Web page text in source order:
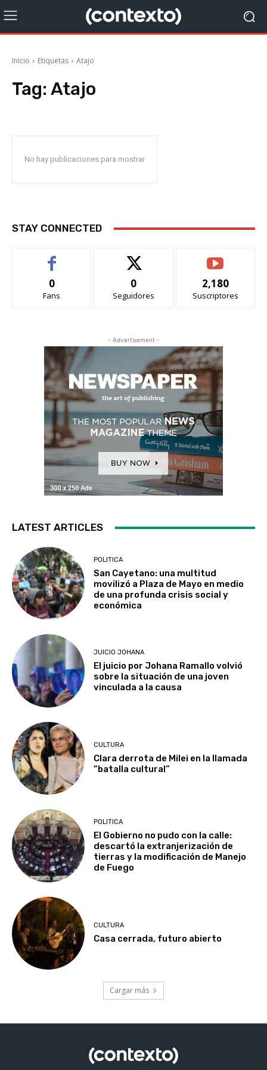
Inicio Etiquetas Atajo
Tag: Atajo
No hay publicaciones para mostrar
STAY CONNECTED
0
Fans
0
Seguidores
2,180
Suscriptores
- Advertisement -
LATEST ARTICLES
POLITICA
San Cayetano: una multitud
movilizó a Plaza de Mayo en medio
de una profunda crisis social y
económica
JUICIO JOHANA
El juicio por Johana Ramallo volvió
sobre la situación de una joven
vinculada a la causa
CULTURA
Clara derrota de Milei en la llamada
“batalla cultural”
POLITICA
El Gobierno no pudo con la calle:
descartó la extranjerización de
tierras y la modificación de Manejo
de Fuego
CULTURA
Casa cerrada, futuro abierto
Cargar más